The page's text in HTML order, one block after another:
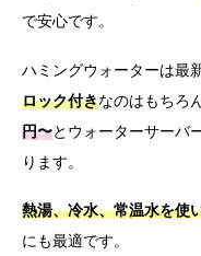
で安心です。
ハミングウォーターは最
ロック付きなのはもちろん
円〜とウォーターサーバ
ります。
熱湯、冷水、常温水を使
にも最適です。